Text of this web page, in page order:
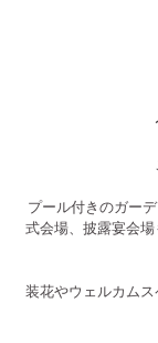
プール付きのガー
式会場、披露宴会
装花やウェルカム